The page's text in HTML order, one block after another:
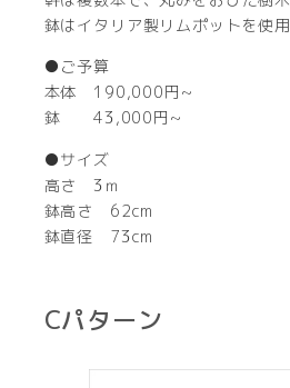
鉢はイタリア製リムポットを使用
●ご予算
本体 190,000円~
鉢 43,000円~
●サイズ
高さ 3ｍ
鉢高さ 62cm
鉢直径 73cm
Cパターン